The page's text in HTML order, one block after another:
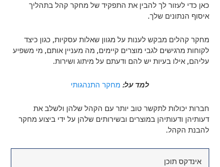
כאן כדי לעזור לך להבין את התפקיד של מחקר קהל בתהליך
איסוף הנתונים שלך.
מחקר קהלים מבקש לענות על מגוון שאלות עסקיות, כגון כיצד
לקוחות מרגישים לגבי מוצרים קיימים, מה מעניין אותם, מי משפיע
עליהם, אילו בעיות יש להם ודעתם על מיתוג ושירות.
למד על: מחקר התנהגותי
חברות יכולות לתקשר טוב יותר עם הקהל שלהן ולשלב את
דעותיהן ודעותיהן במוצרים ובשירותים שלהן על ידי ביצוע מחקר
להבנת הקהל.
אינדקס תוכן